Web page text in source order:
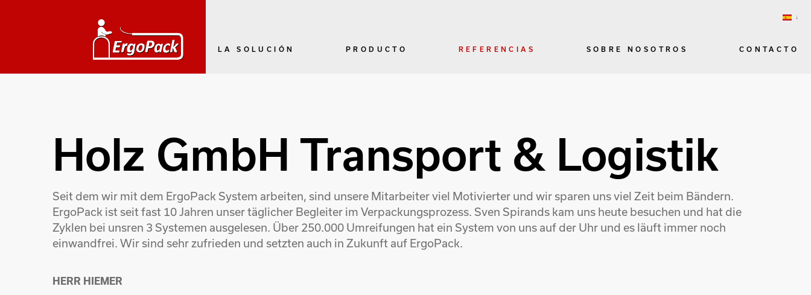
LA SOLUCIÓN PRODUCTO REFERENCIAS SOBRE NOSOTROS CONTACTO
Holz GmbH Transport & Logistik
Seit dem wir mit dem ErgoPack System arbeiten, sind unsere Mitarbeiter viel Motivierter und wir sparen uns viel Zeit beim Bändern.
ErgoPack ist seit fast 10 Jahren unser täglicher Begleiter im Verpackungsprozess. Sven Spirands kam uns heute besuchen und hat die
Zyklen bei unsren 3 Systemen ausgelesen. Über 250.000 Umreifungen hat ein System von uns auf der Uhr und es läuft immer noch
einwandfrei. Wir sind sehr zufrieden und setzten auch in Zukunft auf ErgoPack.
HERR HIEMER